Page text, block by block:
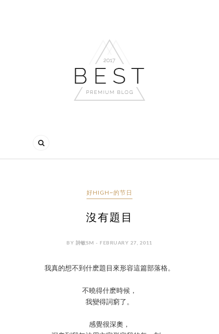
好HIGH~的节日
沒有題目
BY 詩敏SM - FEBRUARY 27, 2011
我真的想不到什麽題目來形容這篇部落格。
不曉得什麽時候，
我變得詞窮了。
感覺很深奧，